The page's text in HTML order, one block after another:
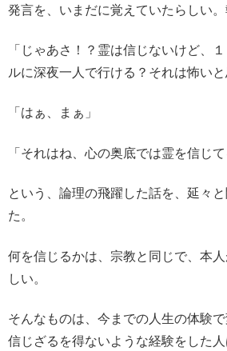
発言を、いまだに覚えていたらしい。
「じゃあさ！？霊は信じないけど、
ルに深夜一人で行ける？それは怖いと
「はぁ、まぁ」
「それはね、心の奥底では霊を信じ
という、論理の飛躍した話を、延々
た。
何を信じるかは、宗教と同じで、本
しい。
そんなものは、今までの人生の体験
信じざるを得ないような経験をした